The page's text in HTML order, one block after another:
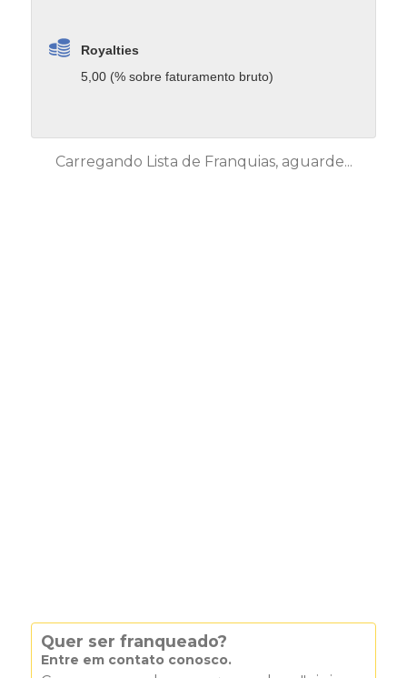
Royalties
5,00 (% sobre faturamento bruto)
Carregando Lista de Franquias, aguarde...
Quer ser franqueado?
Entre em contato conosco.